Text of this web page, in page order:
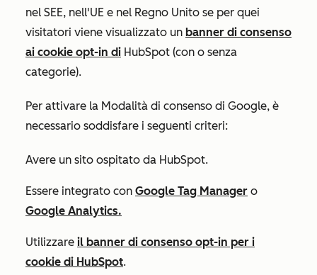
nel SEE, nell'UE e nel Regno Unito se per quei
visitatori viene visualizzato un banner di consenso
ai cookie opt-in di HubSpot (con o senza
categorie).
Per attivare la Modalità di consenso di Google, è
necessario soddisfare i seguenti criteri:
Avere un sito ospitato da HubSpot.
Essere integrato con Google Tag Manager o
Google Analytics.
Utilizzare il banner di consenso opt-in per i
cookie di HubSpot.